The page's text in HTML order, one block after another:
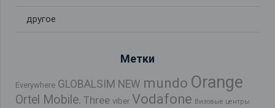
другое
Метки
Everywhere GLOBALSIM NEW mundo Orange
Ortel Mobile. Three viber Vodafone Визовые центры